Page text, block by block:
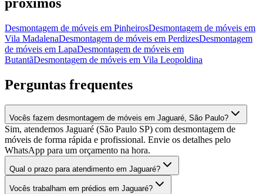
próximos
Desmontagem de móveis em PinheirosDesmontagem de móveis em
Vila MadalenaDesmontagem de móveis em PerdizesDesmontagem
de móveis em LapaDesmontagem de móveis em
ButantãDesmontagem de móveis em Vila Leopoldina
Perguntas frequentes
Vocês fazem desmontagem de móveis em Jaguaré, São Paulo?
Sim, atendemos Jaguaré (São Paulo SP) com desmontagem de
móveis de forma rápida e profissional. Envie os detalhes pelo
WhatsApp para um orçamento na hora.
Qual o prazo para atendimento em Jaguaré?
Vocês trabalham em prédios em Jaguaré?